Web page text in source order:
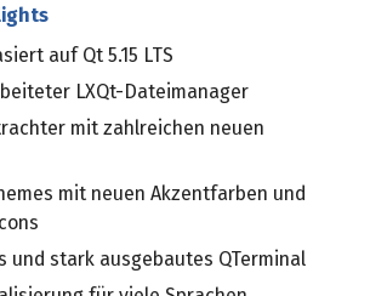
auf Qt 5.15 LTS
LXQt-Dateimanager
mit zahlreichen neuen
mit neuen Akzentfarben und
und stark ausgebautes QTerminal